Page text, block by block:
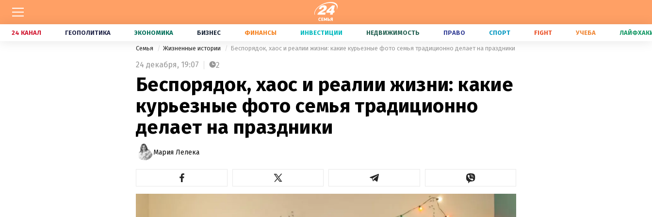
24 КАНАЛ ГЕОПОЛИТИКА ЭКОНОМИКА БИЗНЕС ФИНАНСЫ ИНВЕСТИЦИИ НЕДВИЖИМОСТЬ ПРАВО СПОРТ FIGHT УЧЕБА
Семья Жизненные истории Беспорядок, хаос и реалии жизни: какие курьезные фото семья традиционно делает на праздники
24 декабря, 19:07 2
Беспорядок, хаос и реалии жизни: какие
курьезные фото семья традиционно
делает на праздники
Мария Лелека